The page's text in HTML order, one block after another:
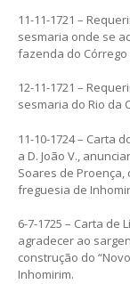
11-11-1721 –
sesmaria onde se
fazenda do Córrego
12-11-1721 –
sesmaria do Rio da
11-10-1724 – Carta
a D. João V.,
Soares de
freguesia de
6-7-1725 – Carta de
agradecer ao
construção do
Inhomirim.